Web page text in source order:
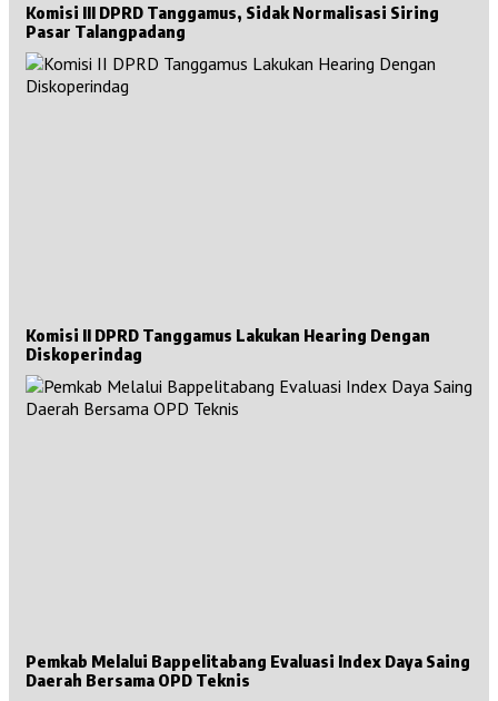
Komisi III DPRD Tanggamus, Sidak Normalisasi Siring
Pasar Talangpadang
Komisi II DPRD Tanggamus Lakukan Hearing Dengan
Diskoperindag
Pemkab Melalui Bappelitabang Evaluasi Index Daya Saing
Daerah Bersama OPD Teknis